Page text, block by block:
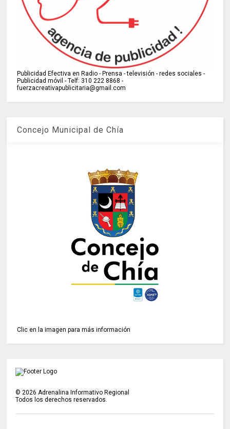
Publicidad Efectiva en Radio - Prensa - televisión - redes sociales -
Publicidad móvil - Telf: 310 222 8868 -
fuerzacreativapublicitaria@gmail.com
Concejo Municipal de Chía
Clic en la imagen para más información
©2026 Adrenalina Informativo Regional
Todos los derechos reservados.